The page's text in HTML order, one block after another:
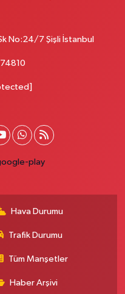
No:24/7 Şişli İstanbul
Hava Durumu
Trafik Durumu
Tüm Manşetler
Haber Arşivi